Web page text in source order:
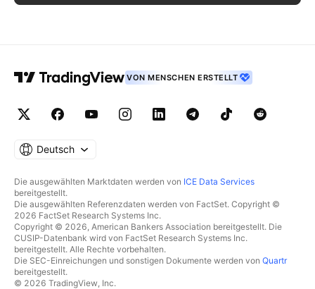
VON MENSCHEN ERSTELLT
Deutsch
Die ausgewählten Marktdaten werden von ICE Data Services
bereitgestellt.
Die ausgewählten Referenzdaten werden von FactSet. Copyright ©
2026 FactSet Research Systems Inc.
Copyright © 2026, American Bankers Association bereitgestellt. Die
CUSIP-Datenbank wird von FactSet Research Systems Inc.
bereitgestellt. Alle Rechte vorbehalten.
Die SEC-Einreichungen und sonstigen Dokumente werden von Quartr
bereitgestellt.
© 2026 TradingView, Inc.